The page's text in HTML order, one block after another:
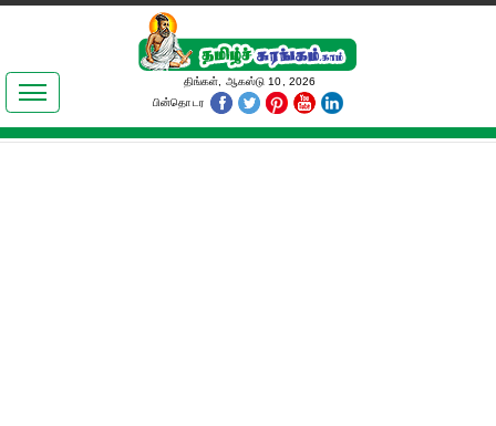
இலக்கியங்கள்
தமிழ் உலகம்
திங்கள், ஆகஸ்டு 10, 2026
பின்தொடர